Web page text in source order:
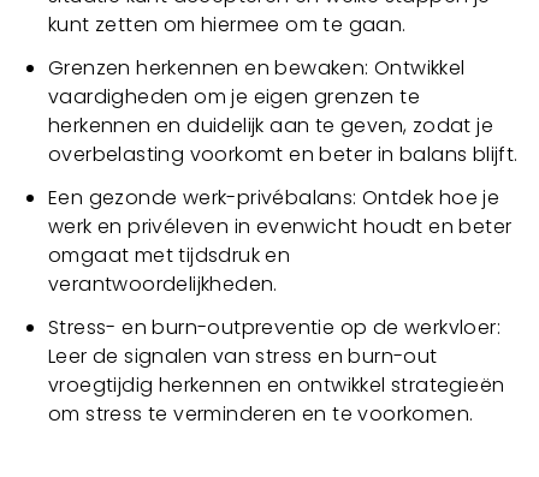
kunt zetten om hiermee om te gaan.
Grenzen herkennen en bewaken: Ontwikkel
vaardigheden om je eigen grenzen te
herkennen en duidelijk aan te geven, zodat je
overbelasting voorkomt en beter in balans blijft.
Een gezonde werk-privébalans: Ontdek hoe je
werk en privéleven in evenwicht houdt en beter
omgaat met tijdsdruk en
verantwoordelijkheden.
Stress- en burn-outpreventie op de werkvloer:
Leer de signalen van stress en burn-out
vroegtijdig herkennen en ontwikkel strategieën
om stress te verminderen en te voorkomen.